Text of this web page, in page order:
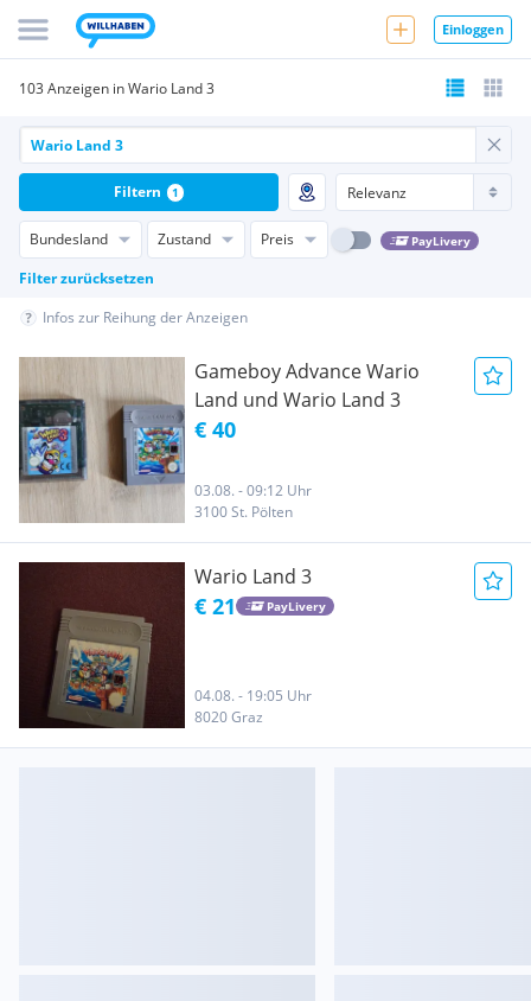
Einloggen
103 Anzeigen in Wario Land 3
Bundesland Zustand Preis PayLivery
Filter zurücksetzen
Filtern 1
Infos zur Reihung der Anzeigen
Gameboy Advance Wario
Land und Wario Land 3
€ 40
03.08. - 09:12 Uhr
3100 St. Pölten
Wario Land 3
€ 21 PayLivery
04.08. - 19:05 Uhr
8020 Graz